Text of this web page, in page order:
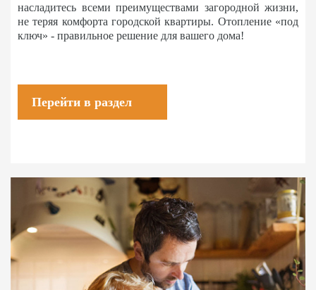
насладитесь всеми преимуществами загородной жизни,
не теряя комфорта городской квартиры. Отопление «под
ключ» - правильное решение для вашего дома!
Перейти в раздел